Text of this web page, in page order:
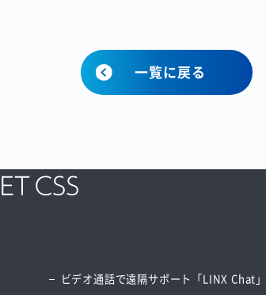
一覧に戻る
ビデオ通話で遠隔サポート「LINX Chat」